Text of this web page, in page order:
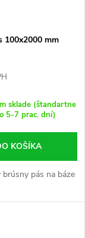
100x2000 mm
sklade (štandartne
5-7 prac. dní)
KOŠÍKA
brúsny pás na báze